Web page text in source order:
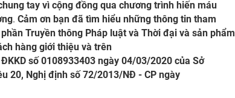
tay vì cộng đồng qua chương trình hiến máu
. Cảm ơn bạn đã tìm hiểu những thông tin tham
Truyền thông Pháp luật và Thời đại và sản phẩm
hàng giới thiệu và trên
số 0108933403 ngày 04/03/2020 của Sở
20, Nghị định số 72/2013/NĐ - CP ngày